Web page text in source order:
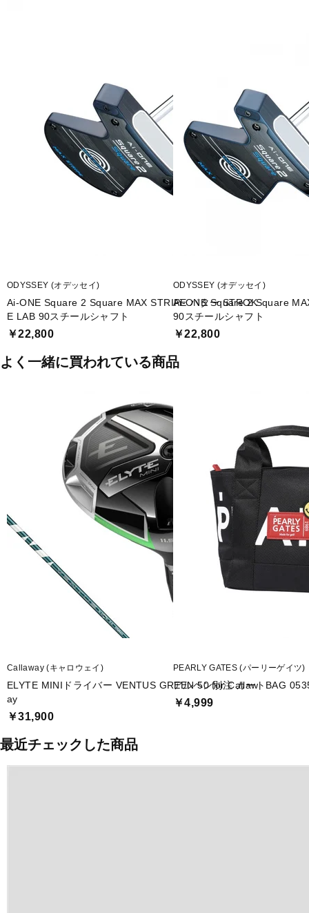
ODYSSEY (オデッセイ)
Ai-ONE Square 2 Square MAX STRIPE パター STROK
E LAB 90スチールシャフト
￥22,800
ODYSSEY (オデッセイ)
Ai-ONE Square 2 Square
90スチールシャフト
￥22,800
よく一緒に買われている商品
Callaway (キャロウェイ)
ELYTE MINIドライバー VENTUS GREEN 50 for Callaw
ay
￥31,900
PEARLY GATES (パーリーゲイツ)
アルペン別注 カートBAG
￥4,999
最近チェックした商品